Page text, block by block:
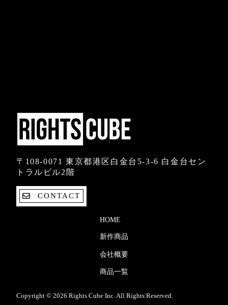
〒108-0071 東京都港区白金台5-3-6 白金台セン
トラルビル2階
CONTACT
HOME
新作商品
会社概要
商品一覧
Copyright © 2026 Rights Cube Inc. All Rights Reserved.